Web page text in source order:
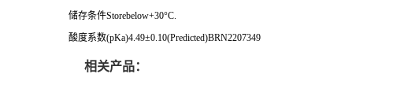
储存条件Storebelow+30°C.
酸度系数(pKa)4.49±0.10(Predicted)BRN2207349
相关产品：